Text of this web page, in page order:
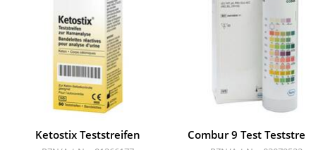
Ketostix Teststreifen Combur 9 Test